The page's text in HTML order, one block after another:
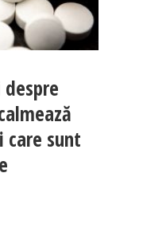
despre
care sunt